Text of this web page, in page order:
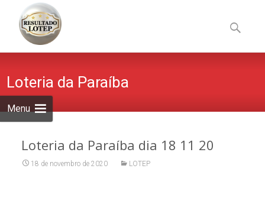
Menu
to
content
por:
Loteria da Paraíba
Loteria da Paraíba dia 18 11 20
18 de novembro de 2020 LOTEP